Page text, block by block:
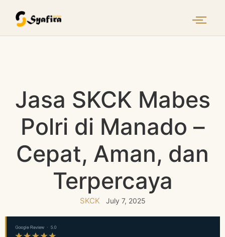
Jasa SKCK Mabes
Polri di Manado –
Cepat, Aman, dan
Terpercaya
SKCK July 7, 2025